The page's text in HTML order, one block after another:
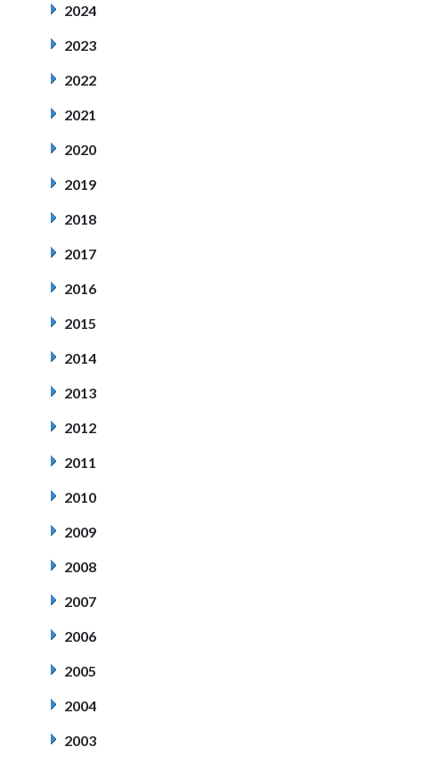
2024
2023
2022
2021
2020
2019
2018
2017
2016
2015
2014
2013
2012
2011
2010
2009
2008
2007
2006
2005
2004
2003